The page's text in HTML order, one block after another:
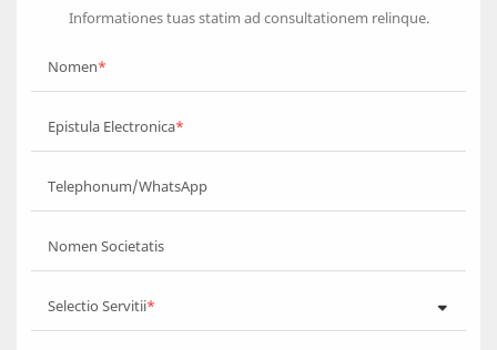
Informationes tuas statim ad consultationem relinque.
Nomen
Epistula Electronica
Telephonum/WhatsApp
Nomen Societatis
Selectio Servitii